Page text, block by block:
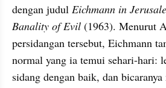
dengan judul Eichmann in
Banality of Evil (1963). Menurut
persidangan tersebut, Eichmann
normal yang ia temui sehari-hari:
sidang dengan baik, dan